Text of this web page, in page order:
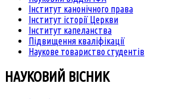
Інститут канонічного права
Інститут історії Церкви
Інститут капеланства
Підвищення кваліфікації
Наукове товариство студентів
НАУКОВИЙ ВІСНИК